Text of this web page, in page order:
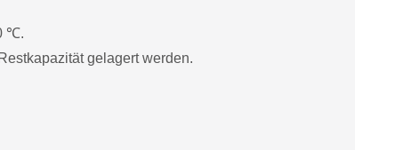
℃.
gelagert werden.